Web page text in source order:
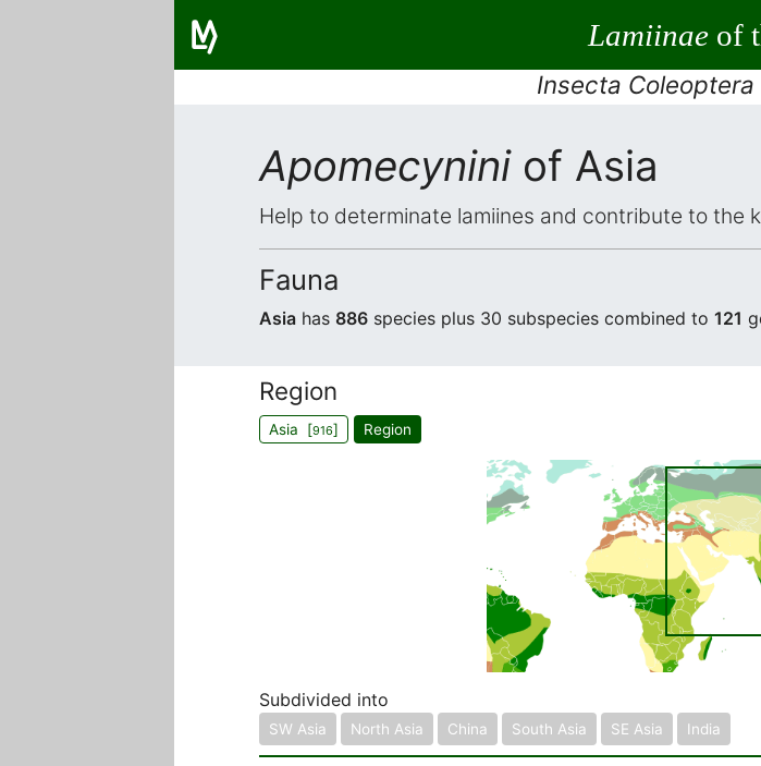
Lamiinaeof
Insecta
Apomecyniniof Asia
Help to determinate lamiines and contribute to the
Fauna
Asia has 886 species plus 30 subspecies combined to 121
Region
Asia [916] Region
Subdivided into
SW Asia North Asia China South Asia SE Asia India